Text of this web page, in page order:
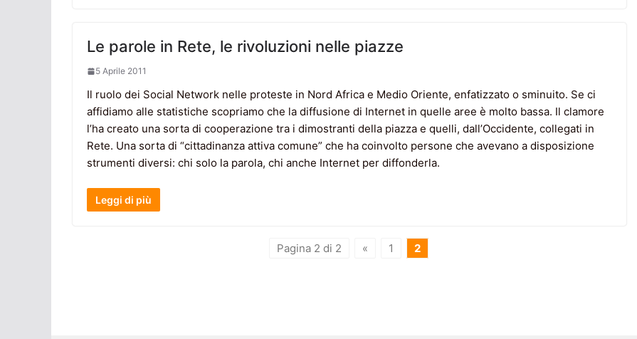
Le parole in Rete, le rivoluzioni nelle piazze
5 Aprile 2011
Il ruolo dei Social Network nelle proteste in Nord Africa e Medio Oriente, enfatizzato o sminuito. Se ci
affidiamo alle statistiche scopriamo che la diffusione di Internet in quelle aree è molto bassa. Il clamore
l’ha creato una sorta di cooperazione tra i dimostranti della piazza e quelli, dall’Occidente, collegati in
Rete. Una sorta di “cittadinanza attiva comune” che ha coinvolto persone che avevano a disposizione
strumenti diversi: chi solo la parola, chi anche Internet per diffonderla.
Leggi di più
Pagina 2 di 2 « 1 2